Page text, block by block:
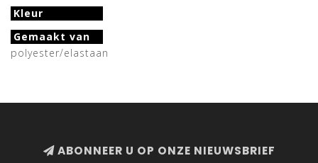
Kleur
Gemaakt van
polyester/elastaan
ABONNEER U OP ONZE NIEUWSBRIEF